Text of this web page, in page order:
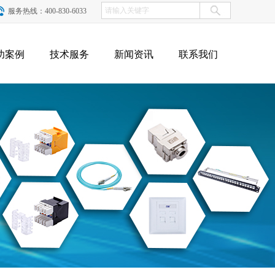
服务热线：400-830-6033
案例 技术服务 新闻资讯 联系我们